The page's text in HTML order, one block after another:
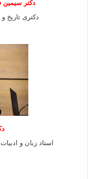
دکتر سیمین
دکتری تاریخ
استاد زبان و